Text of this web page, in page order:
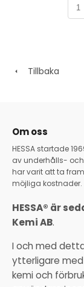
Tillbaka
Om oss
HESSA startade
av underhålls-
har varit att ta
möjliga kostnader.
HESSA® är
Kemi AB.
I och med
ytterligare
kemi och